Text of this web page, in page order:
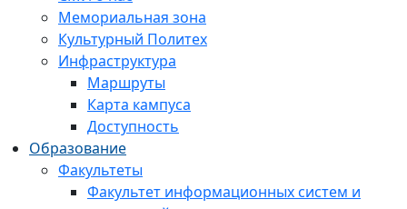
Мемориальная зона
Культурный Политех
Инфраструктура
Маршруты
Карта кампуса
Доступность
Образование
Факультеты
Факультет информационных систем и